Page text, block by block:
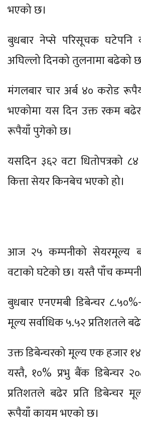
भएको छ।
बुधबार नेप्से परिसूचक घटेपनि
अघिल्लो दिनको तुलनामा बढेको
मंगलबार चार अर्ब ४० करोड
भएकोमा यस दिन उक्त रकम
रूपैयाँ पुगेको छ।
यसदिन ३६२ वटा धितोपत्रको
कित्ता सेयर किनबेच भएको हो।
आज २५ कम्पनीको सेयरमूल्य
वटाको घटेको छ। यस्तै पाँच
बुधबार एनएमबी डिबेन्चर
मूल्य सर्वाधिक ५.५२ प्रतिशतले
उक्त डिबेन्चरको मूल्य एक हजार
यस्तै, १०% प्रभु बैंक डिबेन्चर
प्रतिशतले बढेर प्रति डिबेन्चर
रूपैयाँ कायम भएको छ।